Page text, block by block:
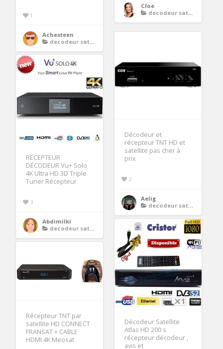
1
Achesteen
decodeur satellite 4k
Cloe
decodeur satellite 4k
Décodeur et
récepteur TNT HD et
satellite pas cher à
prix
2
Aelig
decodeur satellite 4k
RÉCEPTEUR
DÉCODEUR Vu+ Solo
4K Ultra HD 3D Triple
Tuner Récepteur
3
Abdimilki
decodeur satellite 4k
Décodeur Satellite
Atlas HD 200 s
récepteur décodeur ,
avis et
Récepteur TNT par
satellite HD CONNECT
FRANSAT + CABLE
HDMI 4K Meosat